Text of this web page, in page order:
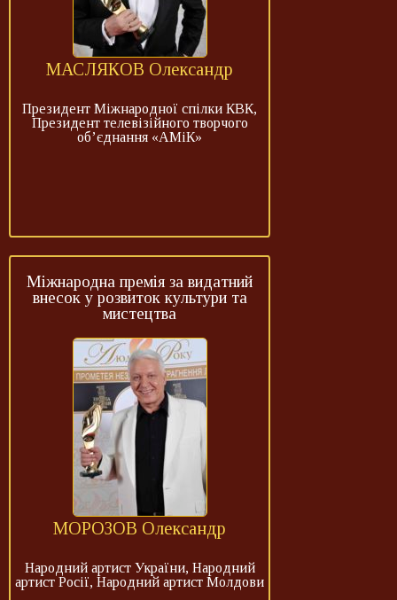
МАСЛЯКОВ Олександр
Президент Міжнародної спілки КВК,
Президент телевізійного творчого
об’єднання «АМіК»
Міжнародна премія за видатний
внесок у розвиток культури та
мистецтва
МОРОЗОВ Олександр
Народний артист України, Народний
артист Росії, Народний артист Молдови